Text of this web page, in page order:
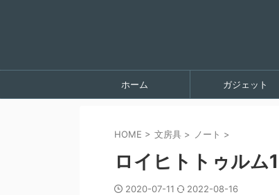
ホーム ガジェット
HOME > 文房具 > ノート >
ロイヒトトゥルム
2020-07-11 2022-08-16